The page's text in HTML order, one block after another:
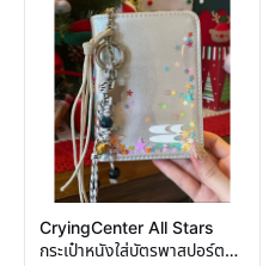
CryingCenter All Stars
กระเป๋าหนังใส่บัตรพาสปอร์ต